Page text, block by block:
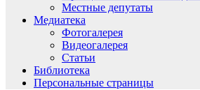
Местные депутаты
Медиатека
Фотогалерея
Видеогалерея
Статьи
Библиотека
Персональные страницы